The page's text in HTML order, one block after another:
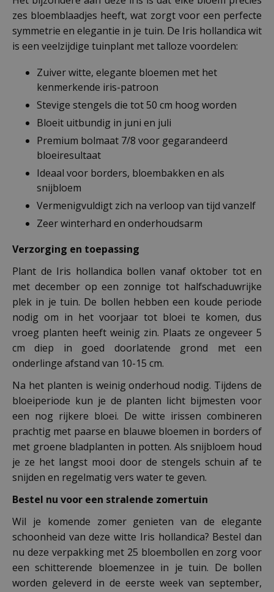
zes bloemblaadjes heeft, wat zorgt voor een perfecte
symmetrie en elegantie in je tuin. De Iris hollandica wit
is een veelzijdige tuinplant met talloze voordelen:
Zuiver witte, elegante bloemen met het
kenmerkende iris-patroon
Stevige stengels die tot 50 cm hoog worden
Bloeit uitbundig in juni en juli
Premium bolmaat 7/8 voor gegarandeerd
bloeiresultaat
Ideaal voor borders, bloembakken en als
snijbloem
Vermenigvuldigt zich na verloop van tijd vanzelf
Zeer winterhard en onderhoudsarm
Verzorging en toepassing
Plant de Iris hollandica bollen vanaf oktober tot en
met december op een zonnige tot halfschaduwrijke
plek in je tuin. De bollen hebben een koude periode
nodig om in het voorjaar tot bloei te komen, dus
vroeg planten heeft weinig zin. Plaats ze ongeveer 5
cm diep in goed doorlatende grond met een
onderlinge afstand van 10-15 cm.
Na het planten is weinig onderhoud nodig. Tijdens de
bloeiperiode kun je de planten licht bijmesten voor
een nog rijkere bloei. De witte irissen combineren
prachtig met paarse en blauwe bloemen in borders of
met groene bladplanten in potten. Als snijbloem houd
je ze het langst mooi door de stengels schuin af te
snijden en regelmatig vers water te geven.
Bestel nu voor een stralende zomertuin
Wil je komende zomer genieten van de elegante
schoonheid van deze witte Iris hollandica? Bestel dan
nu deze verpakking met 25 bloembollen en zorg voor
een schitterende bloemenzee in je tuin. De bollen
worden geleverd in de eerste week van september,